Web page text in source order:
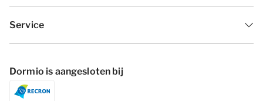
Service
Dormio is aangesloten bij